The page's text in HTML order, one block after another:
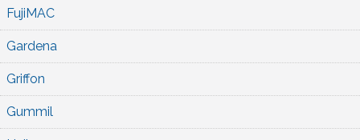
FujiMAC
Gardena
Griffon
Gummil